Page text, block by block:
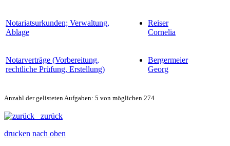
Notariatsurkunden; Verwaltung,
Ablage
Reiser
Cornelia
Notarverträge (Vorbereitung,
rechtliche Prüfung, Erstellung)
Bergermeier
Georg
Anzahl der gelisteten Aufgaben: 5 von möglichen 274
zurück
drucken nach oben